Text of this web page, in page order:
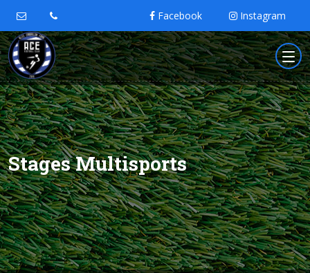
Facebook Instagram
Stages Multisports